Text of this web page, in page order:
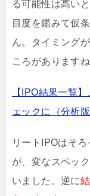
る可能性は高い
目度を鑑みて仮
ん。タイミング
ころがありますね
【IPO結果一覧
ェックに（分析版
リートIPOはそ
が、変なスペッ
いました。逆に